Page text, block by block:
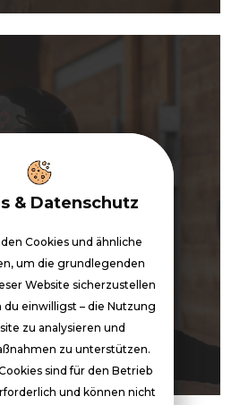
Blog
FAQ
& Datenschutz
Cookies und ähnliche
um die grundlegenden
Website sicherzustellen
du einwilligst – die Nutzung
zu analysieren und
zu unterstützen.
sind für den Betrieb
und können nicht